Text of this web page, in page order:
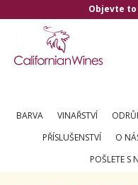
nejlepší z Kalifornie
BARVA VINAŘSTVÍ
PŘÍSLUŠENSTVÍ
O
POŠLETE S